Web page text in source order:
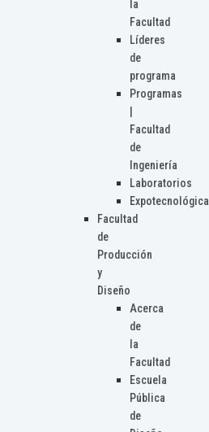
la
Facultad
Líderes
de
programa
Programas
Facultad
de
Ingeniería
Laboratorios
Expotecnológica
Facultad
de
Producción
y
Diseño
Acerca
de
la
Facultad
Escuela
Pública
de